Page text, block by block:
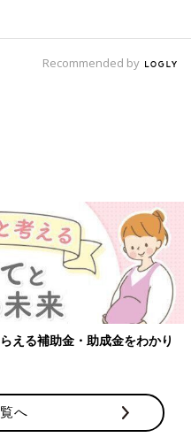
Recommended by
える補助金・助成金をわかり
へ